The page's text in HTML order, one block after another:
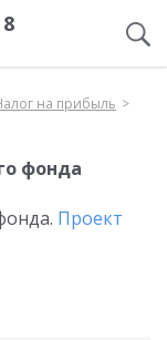
на прибыль
фонда
Проект